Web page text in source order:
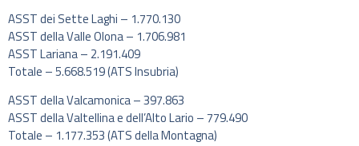
ASST dei Sette Laghi – 1.770.130​
ASST della Valle Olona – 1.706.981​
ASST Lariana – 2.191.409​
Totale – 5.668.519 (ATS Insubria)​
ASST della Valcamonica – 397.863​
ASST della Valtellina e dell’Alto Lario – 779.490​
Totale – 1.177.353 (ATS della Montagna)​